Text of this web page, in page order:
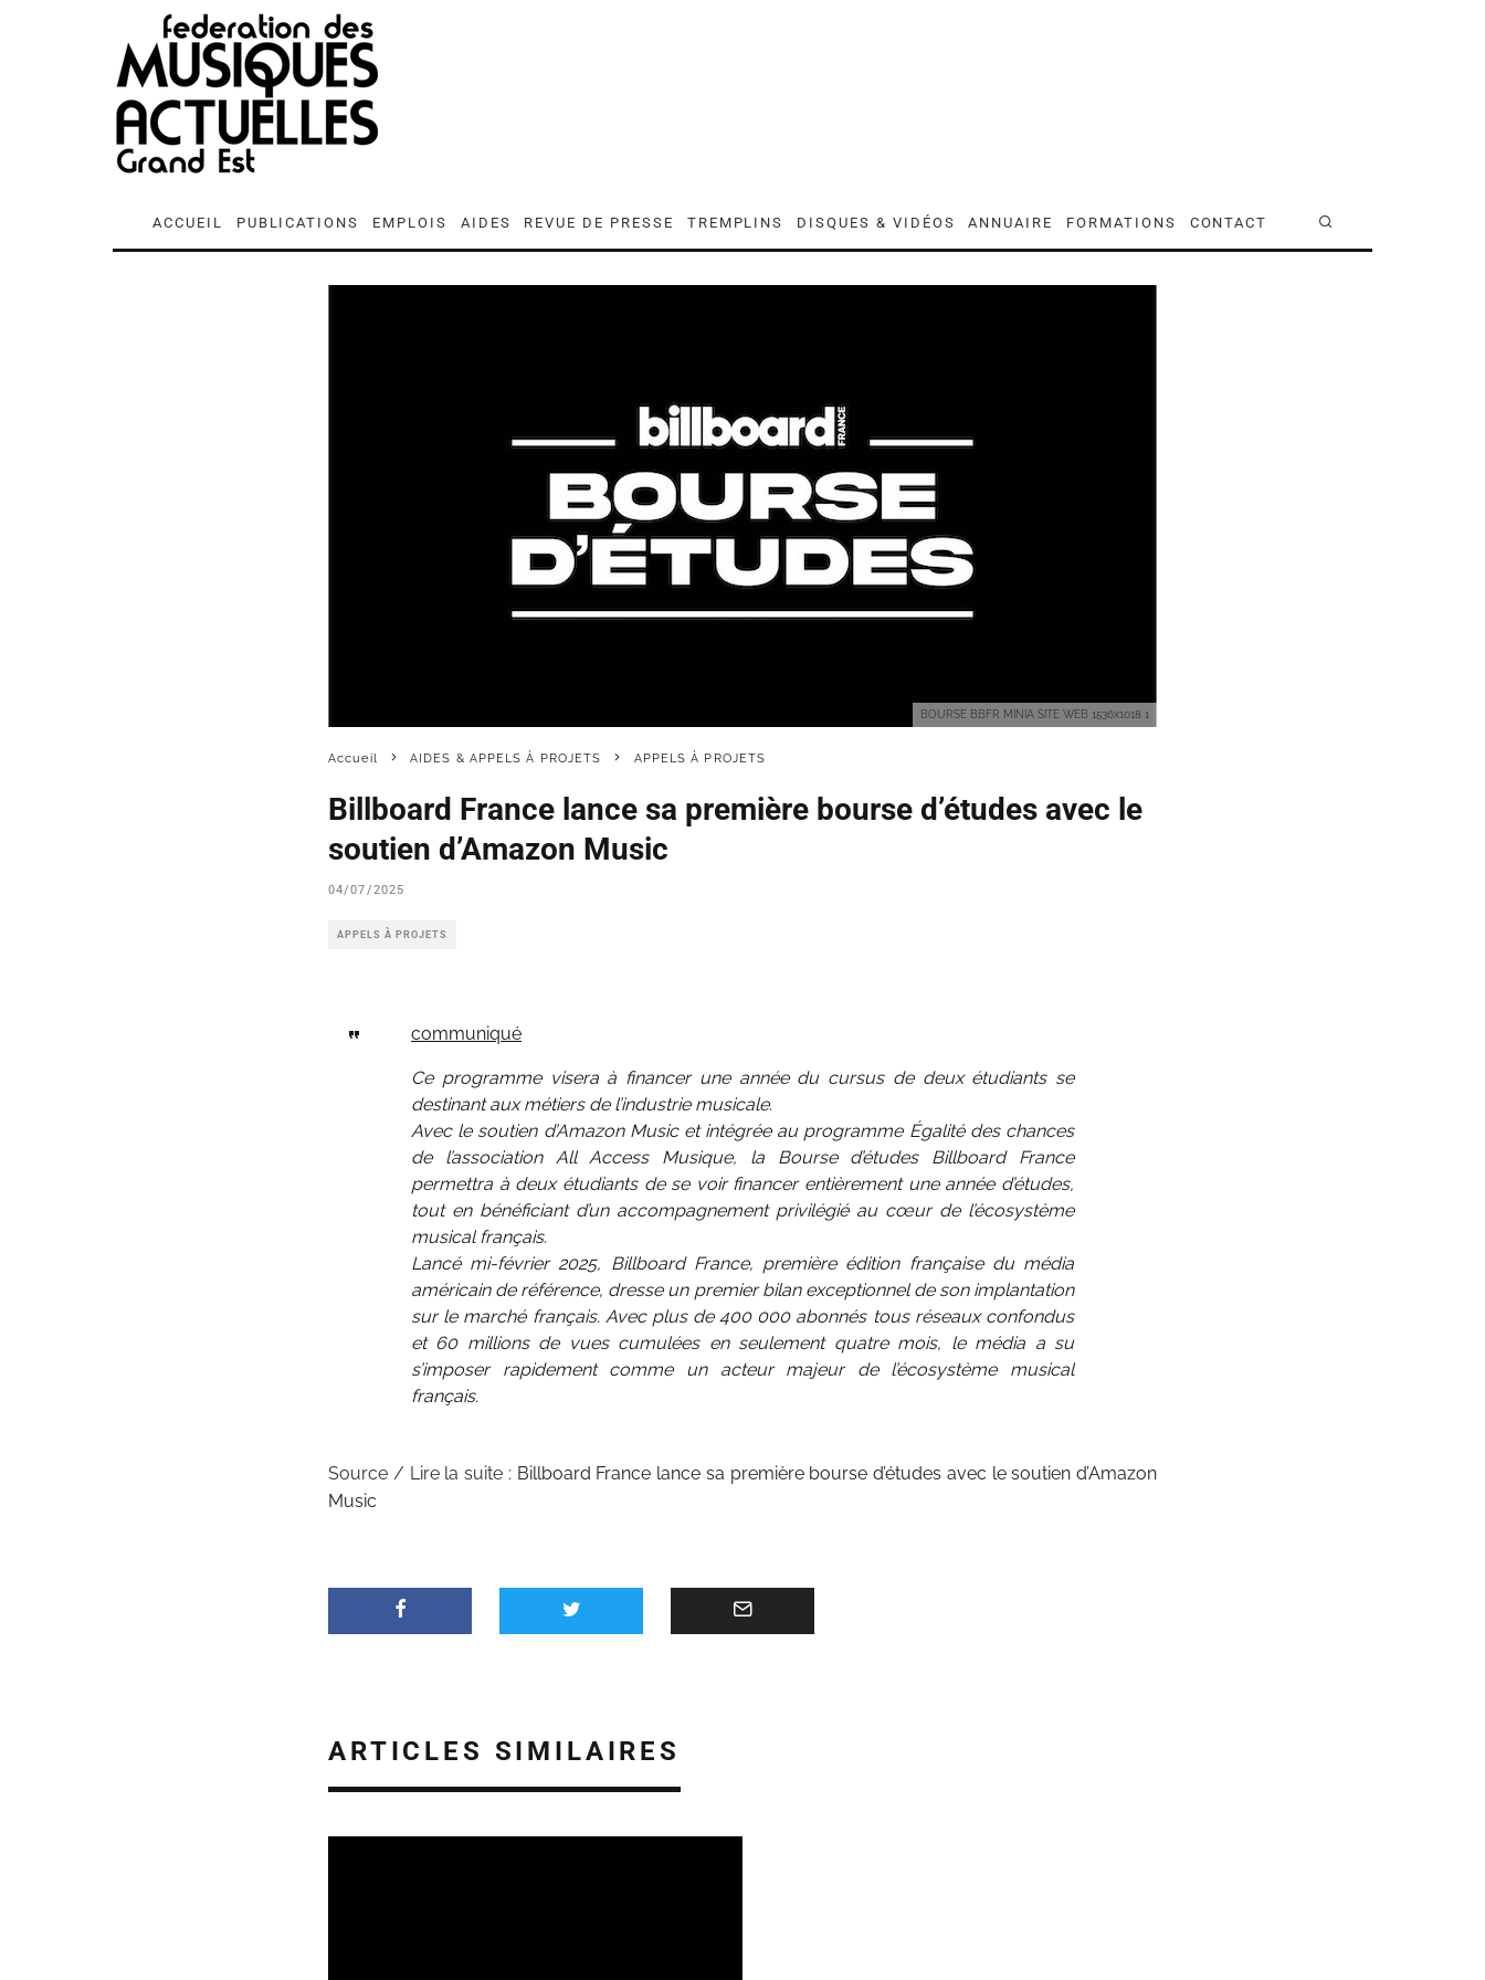
ACCUEIL PUBLICATIONS EMPLOIS AIDES REVUE DE PRESSE TREMPLINS DISQUES & VIDÉOS ANNUAIRE FORMATIONS CONTACT
BOURSE BBFR MINIA SITE WEB 1536x1018 1
Accueil AIDES & APPELS À PROJETS APPELS À PROJETS
Billboard France lance sa première bourse d’études avec le
soutien d’Amazon Music
04/07/2025
APPELS À PROJETS
communiqué
Ce programme visera à financer une année du cursus de deux étudiants se
destinant aux métiers de l’industrie musicale.
Avec le soutien d’Amazon Music et intégrée au programme Égalité des chances
de l’association All Access Musique, la Bourse d’études Billboard France
permettra à deux étudiants de se voir financer entièrement une année d’études,
tout en bénéficiant d’un accompagnement privilégié au cœur de l’écosystème
musical français.
Lancé mi-février 2025, Billboard France, première édition française du média
américain de référence, dresse un premier bilan exceptionnel de son implantation
sur le marché français. Avec plus de 400 000 abonnés tous réseaux confondus
et 60 millions de vues cumulées en seulement quatre mois, le média a su
s’imposer rapidement comme un acteur majeur de l’écosystème musical
français.
Source / Lire la suite : Billboard France lance sa première bourse d’études avec le soutien d’Amazon
Music
ARTICLES SIMILAIRES